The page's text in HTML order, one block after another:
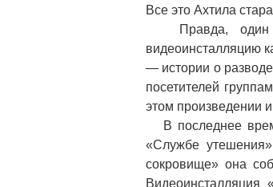
Все это Ахтила
Правда, один
видеоинсталляцию
— истории о
посетителей
этом произведении
В последнее
«Службе
сокровище» она